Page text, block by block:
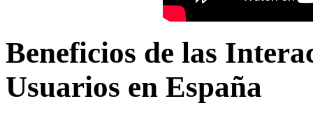
Beneficios de las
Usuarios en España